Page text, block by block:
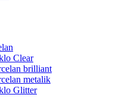
Clear
brilliant
metalik
Glitter